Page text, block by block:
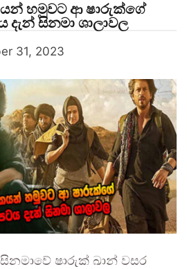
හමුවට ආ ෂාරුක්ගේ
සිනමා ශාලාවල
31, 2023
ෂාරුක් ඛාන් වසර